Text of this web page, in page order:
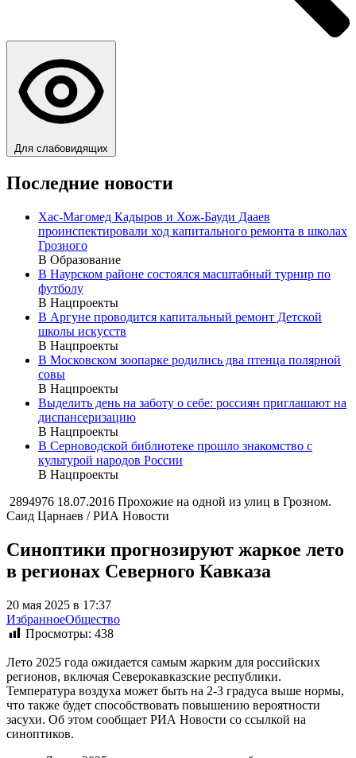
Для слабовидящих
Последние новости
Хас-Магомед Кадыров и Хож-Бауди Дааев
проинспектировали ход капитального ремонта в школах
Грозного
В Образование
В Наурском районе состоялся масштабный турнир по
футболу
В Нацпроекты
В Аргуне проводится капитальный ремонт Детской
школы искусств
В Нацпроекты
В Московском зоопарке родились два птенца полярной
совы
В Нацпроекты
Выделить день на заботу о себе: россиян приглашают на
диспансеризацию
В Нацпроекты
В Серноводской библиотеке прошло знакомство с
культурой народов России
В Нацпроекты
2894976 18.07.2016 Прохожие на одной из улиц в Грозном.
Саид Царнаев / РИА Новости
Синоптики прогнозируют жаркое лето
в регионах Северного Кавказа
20 мая 2025 в 17:37
ИзбранноеОбщество
Просмотры: 438
Лето 2025 года ожидается самым жарким для российских
регионов, включая Северокавказские республики.
Температура воздуха может быть на 2-3 градуса выше нормы,
что также будет способствовать повышению вероятности
засухи. Об этом сообщает РИА Новости со ссылкой на
синоптиков.